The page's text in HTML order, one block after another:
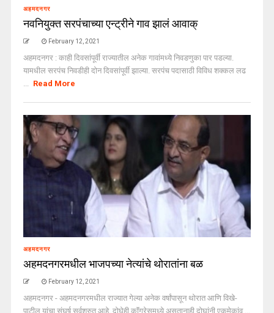
अहमदनगर
नवनियुक्त सरपंचाच्या एन्ट्रीने गाव झालं आवाक्
February 12, 2021
अहमदनगर : काही दिवसांपूर्वी राज्यातील अनेक गावांमध्ये निवडणुका पार पडल्या.
यामधील सरपंच निवडीही दोन दिवसांपूर्वी झाल्या. सरपंच पदासाठी विविध शक्कल लढ
... Read More
अहमदनगर
अहमदनगरमधील भाजपच्या नेत्यांचे थोरातांना बळ
February 12, 2021
अहमदनगर - अहमदनगरमधील राज्यात गेल्या अनेक वर्षांपासून थोरात आणि विखे-
पाटील यांचा संघर्ष सर्वश्रुत आहे. दोघेही काॅंग्रेसमध्ये असतानाही दोघांनी एकमेकांव ...